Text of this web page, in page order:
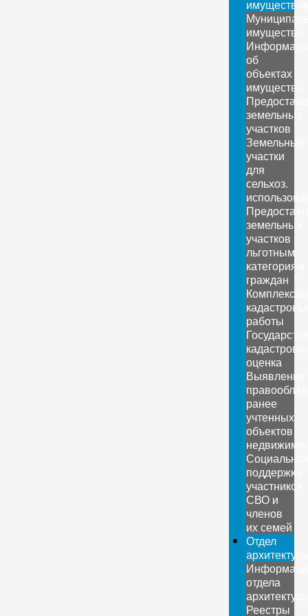
имущество
об
объектах
имущества
земельных
участков
Земельные
участки
для
сельхоз.
земельных
участков
льготным
категориям
граждан
работы
оценка
Выявление
ранее
учтенных
объектов
поддержка
участников
СВО и
членов
их семей
Отдел
отдела
Реестры